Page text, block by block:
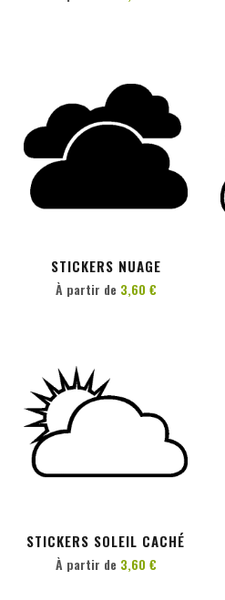
STICKERS NUAGE
À partir de 3,60 €
STICKERS SOLEIL CACHÉ
À partir de 3,60 €